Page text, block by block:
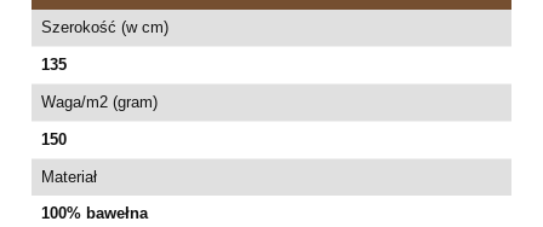
Szerokość (w cm)
135
Waga/m2 (gram)
150
Materiał
100% bawełna